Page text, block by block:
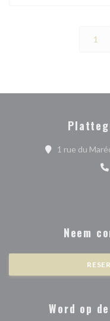
1
1 rue du
Neem
Word op